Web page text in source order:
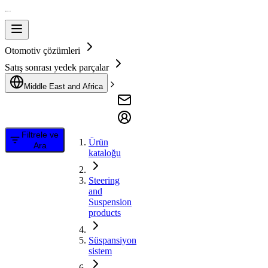
Otomotiv çözümleri
Satış sonrası yedek parçalar
Middle East and Africa
Filtrele ve
Ara
Ürün
kataloğu
Steering
and
Suspension
products
Süspansiyon
sistem